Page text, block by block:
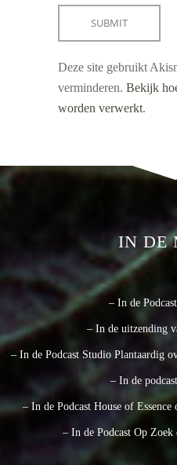
Deze site gebruikt
verminderen. Bekijk
worden verwerkt.
IN DE
– In de
– In de uitzending
– In de Podcast Studio Plantaardig
– In de
– In de Podcast House of
– In de Podcast Op Zoek